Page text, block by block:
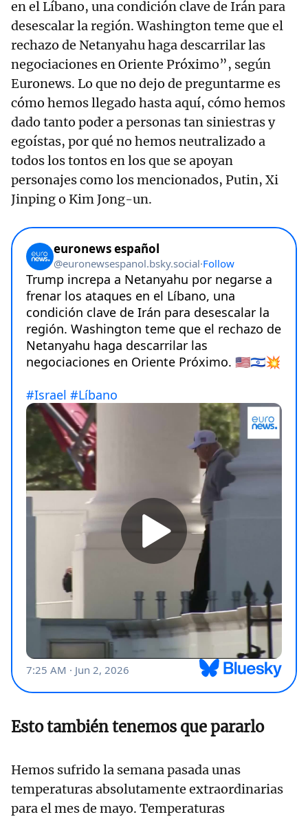
en el Líbano, una condición clave de Irán para
desescalar la región. Washington teme que el
rechazo de Netanyahu haga descarrilar las
negociaciones en Oriente Próximo”, según
Euronews. Lo que no dejo de preguntarme es
cómo hemos llegado hasta aquí, cómo hemos
dado tanto poder a personas tan siniestras y
egoístas, por qué no hemos neutralizado a
todos los tontos en los que se apoyan
personajes como los mencionados, Putin, Xi
Jinping o Kim Jong-un.
Esto también tenemos que pararlo
Hemos sufrido la semana pasada unas
temperaturas absolutamente extraordinarias
para el mes de mayo. Temperaturas